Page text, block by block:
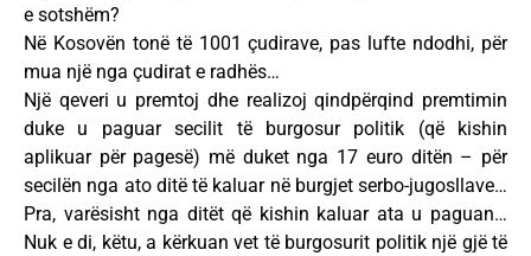
e sotshëm?
Në Kosovën tonë të 1001 çudirave, pas lufte ndodhi, për
mua një nga çudirat e radhës…
Një qeveri u premtoj dhe realizoj qindpërqind premtimin
duke u paguar secilit të burgosur politik (që kishin
aplikuar për pagesë) më duket nga 17 euro ditën – për
secilën nga ato ditë të kaluar në burgjet serbo-jugosllave…
Pra, varësisht nga ditët që kishin kaluar ata u paguan…
Nuk e di, këtu, a kërkuan vet të burgosurit politik një gjë të